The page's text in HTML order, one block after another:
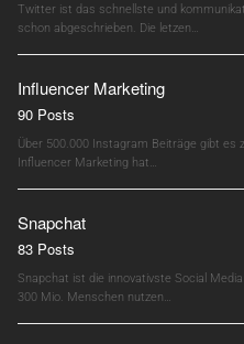
Twitter ist das schnellste und
schon abgeschrieben. Die letzen…
Influencer Marketing
90 Posts
Über 500.000 Instagram Beiträge gibt es
Influencer Marketing hat…
Snapchat
83 Posts
Snapchat ist die innovativste Social
300 Mio. Menschen nutzen…